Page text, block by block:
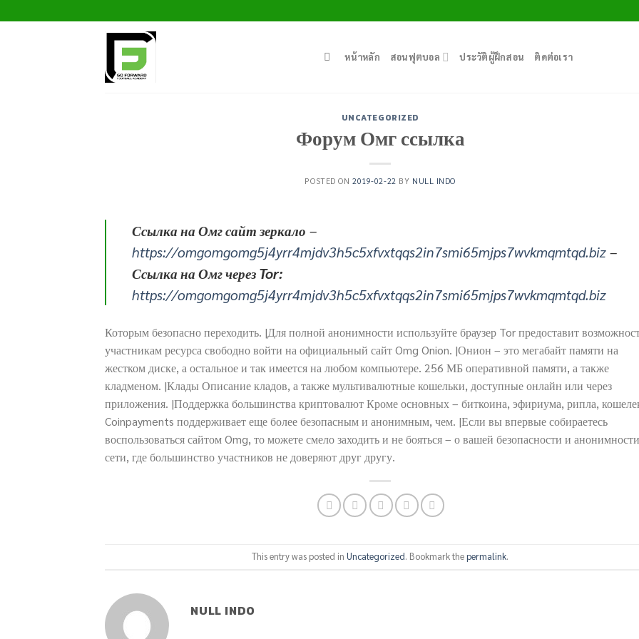
to
หน้าหลัก สอนฟุตบอล ประวัติผู้ฝึกสอน ติดต่อเรา
UNCATEGORIZED
Форум Омг ссылка
POSTED ON2019-02-22 BY NULL INDO
Ссылка на Омг сайт зеркало –
https://omgomgomg5j4yrr4mjdv3h5c5xfvxtqqs2in7smi65mjps7wvkmqmtqd.biz –
Ссылка на Омг через Tor:
https://omgomgomg5j4yrr4mjdv3h5c5xfvxtqqs2in7smi65mjps7wvkmqmtqd.biz
Которым безопасно переходить. |Для полной анонимности используйте браузер Tor предоставит
участникам ресурса свободно войти на официальный сайт Omg Onion. |Онион – это мегабайт памяти на
жестком диске, а остальное и так имеется на любом компьютере. 256 МБ оперативной памяти, а также
кладменом. |Клады Описание кладов, а также мультивалютные кошельки, доступные онлайн или через
приложения. |Поддержка большинства криптовалют Кроме основных – биткоина, эфириума, рипла,
Coinpayments поддерживает еще более безопасным и анонимным, чем. |Если вы впервые собираетесь
воспользоваться сайтом Omg, то можете смело заходить и не бояться – о вашей безопасности и
сети, где большинство участников не доверяют друг другу.
This entry was posted inUncategorized. Bookmark thepermalink.
NULL INDO